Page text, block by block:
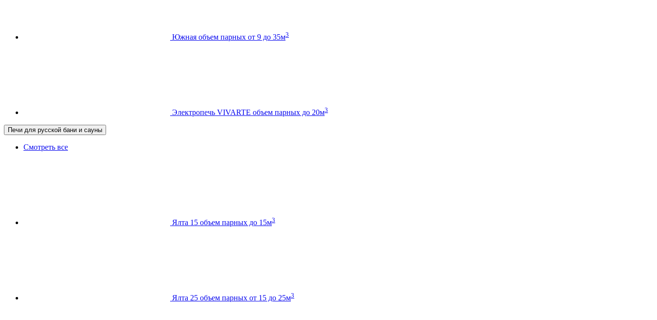
Южная объем парных от 9 до 35м3
Электропечь VIVARTE объем парных до 20м3
Печи для русской бани и сауны
Смотреть все
Ялта 15 объем парных до 15м3
Ялта 25 объем парных от 15 до 25м3